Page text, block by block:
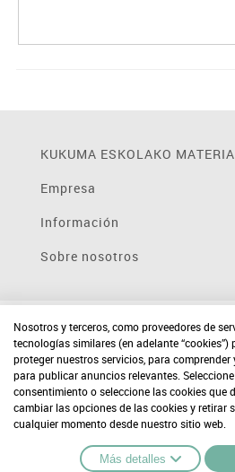
KUKUMA ESKOLAKO
Empresa
Información
Sobre nosotros
Nosotros y terceros, como proveedores de
tecnologías similares (en adelante
proteger nuestros servicios, para
para publicar anuncios relevantes. Seleccione
consentimiento o seleccione las cookies que
cambiar las opciones de las cookies y retirar
cualquier momento desde nuestro sitio web.
Más detalles